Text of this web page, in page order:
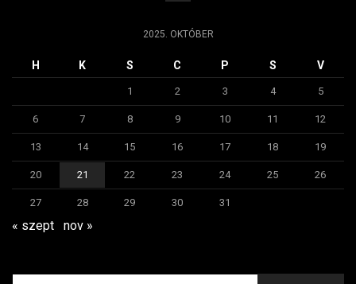
2025. OKTÓBER
H K S C P S V
1 2 3 4 5
6 7 8 9 10 11 12
13 14 15 16 17 18 19
20 21 22 23 24 25 26
27 28 29 30 31
« szept nov »